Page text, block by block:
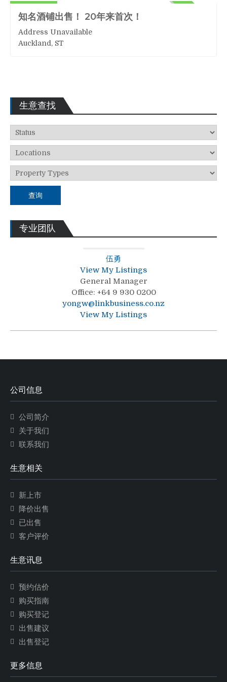
知名酒铺出售！ 20年来首次！
Address Unavailable
Auckland, ST
生意查找
查询
专业团队
伍勇
View My Listings
General Manager
Office: +64 9 930 0200
yongw@linkbusiness.co.nz
View My Listings
公司信息
公司简介
关于我们
联系我们
生意相关
新上市
降价出售
已出售
客户评价
生意讯息
预约估价
购买指南
购买登记
出售建议
出售登记
更多信息